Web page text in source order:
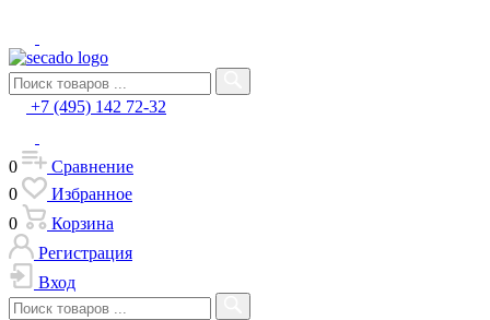
+7 (495) 142 72-32
0
Сравнение
0
Избранное
0
Корзина
Регистрация
Вход